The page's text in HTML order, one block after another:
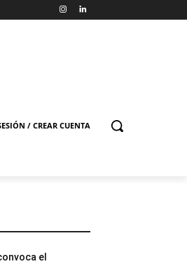
/ CREAR CUENTA
el